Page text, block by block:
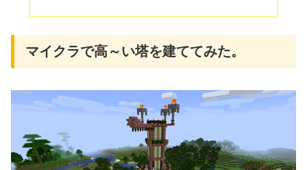
マイクラで高～い塔を建ててみた。